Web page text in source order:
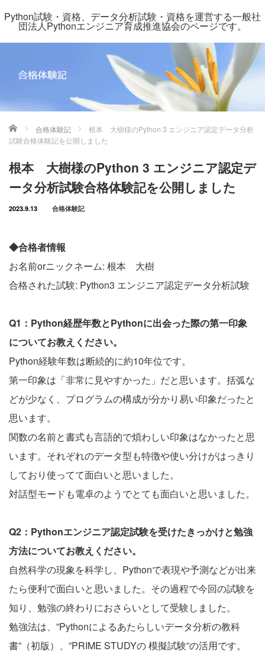
Python試験・資格、データ分析試験・資格を運営する一般社
団法人Pythonエンジニア育成推進協会のページです。
ホーム 合格体験記
根本 大樹様のPython 3 エンジニア認定データ分析
試験合格体験記を公開しました
根本 大樹様のPython 3 エンジニア認定デ
ータ分析試験合格体験記を公開しました
2023.9.13 合格体験記
◆合格者情報
お名前orニックネーム: 根本 大樹
合格された試験: Python3 エンジニア認定データ分析試験
Q1：Python経歴年数とPythonに出会った際の第一印象
についてお教えください。
Python経験年数は断続的に約10年位です。
第一印象は「非常に見やすかった」だと思います。括弧な
どが少なく、プログラムの構成が分かり易い印象だったと
思います。
関数の名前と書式も言語的で煩わしい印象はなかったと思
います。それぞれのデータ型も特徴や使い分けがはっきり
しており使ってて面白いと思いました。
対話型モードも電卓のようでとても面白いと思いました。
Q2：Pythonエンジニア認定試験を受けたきっかけと勉強
方法についてお教えください。
自然科学の現象を科学し、Pythonで表現や予測などが出来
たら便利で面白いと思いました。その過程で今回の試験を
知り、勉強の終わりにおさらいとして受験しました。
勉強法は、”Pythonによるあたらしいデータ分析の教科
書”（初版）、”PRIME STUDYの 模擬試験”の活用です。